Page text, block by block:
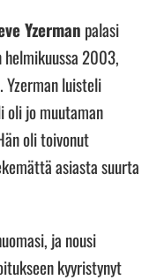
Yzerman palasi
helmikuussa 2003,
Yzerman luisteli
oli jo muutaman
oli toivonut
asiasta suurta
ja nousi
kyyristynyt